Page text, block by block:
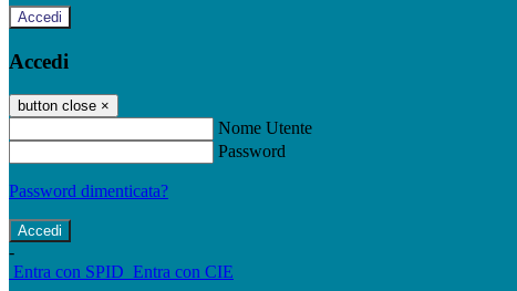
Accedi
Accedi
button close ×
Nome Utente
Password
Password dimenticata?
-
Entra con SPID Entra con CIE